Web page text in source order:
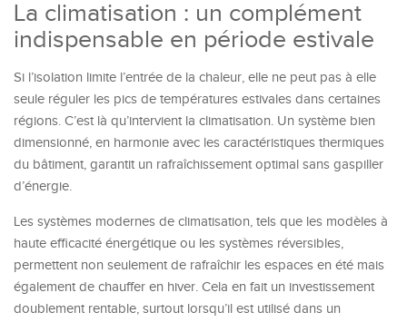
La climatisation : un complément
indispensable en période estivale
Si l’isolation limite l’entrée de la chaleur, elle ne peut pas à elle
seule réguler les pics de températures estivales dans certaines
régions. C’est là qu’intervient la climatisation. Un système bien
dimensionné, en harmonie avec les caractéristiques thermiques
du bâtiment, garantit un rafraîchissement optimal sans gaspiller
d’énergie.
Les systèmes modernes de climatisation, tels que les modèles à
haute efficacité énergétique ou les systèmes réversibles,
permettent non seulement de rafraîchir les espaces en été mais
également de chauffer en hiver. Cela en fait un investissement
doublement rentable, surtout lorsqu’il est utilisé dans un